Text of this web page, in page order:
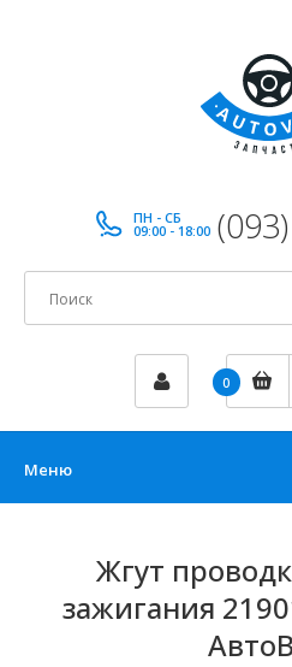
ПН - СБ
09:00 - 18:00
0
Меню
Жгут
зажигания